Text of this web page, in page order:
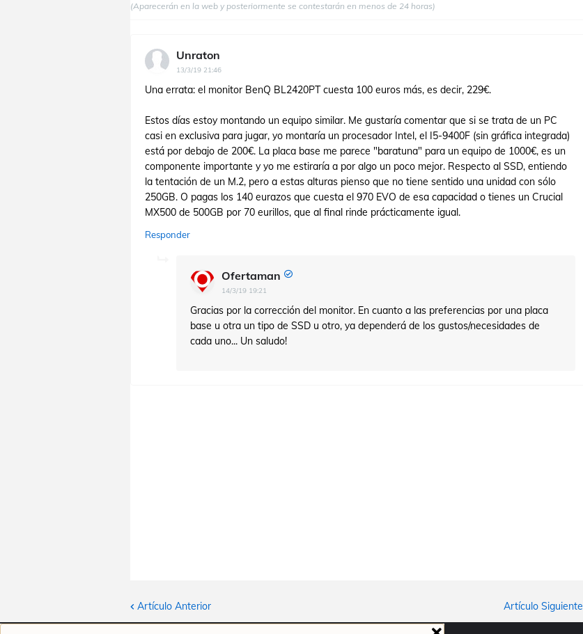
(Aparecerán en la web y posteriormente se contestarán en menos de 24 horas)
Unraton
13/3/19 21:46
Una errata: el monitor BenQ BL2420PT cuesta 100 euros más, es decir, 229€.
Estos días estoy montando un equipo similar. Me gustaría comentar que si se trata de un PC
casi en exclusiva para jugar, yo montaría un procesador Intel, el I5-9400F (sin gráfica integrada)
está por debajo de 200€. La placa base me parece "baratuna" para un equipo de 1000€, es un
componente importante y yo me estiraría a por algo un poco mejor. Respecto al SSD, entiendo
la tentación de un M.2, pero a estas alturas pienso que no tiene sentido una unidad con sólo
250GB. O pagas los 140 eurazos que cuesta el 970 EVO de esa capacidad o tienes un Crucial
MX500 de 500GB por 70 eurillos, que al final rinde prácticamente igual.
Responder
Ofertaman
14/3/19 19:21
Gracias por la corrección del monitor. En cuanto a las preferencias por una placa
base u otra un tipo de SSD u otro, ya dependerá de los gustos/necesidades de
cada uno... Un saludo!
Artículo Anterior Artículo Siguiente